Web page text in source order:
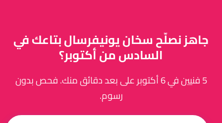
جاهز نصلّح سخان يونيفرسال بتاعك في
السادس من أكتوبر؟
5 فنيين في 6 أكتوبر على بعد دقائق منك. فحص بدون
رسوم.